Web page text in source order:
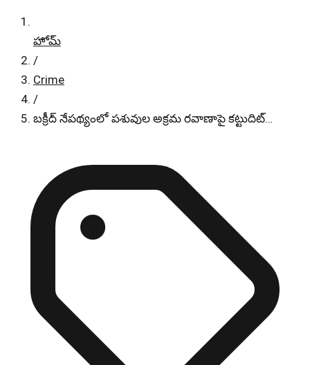
హోమ్
/
Crime
/
బక్రీద్ నేపథ్యంలో పశువుల అక్రమ రవాణాపై కట్టుదిట్…